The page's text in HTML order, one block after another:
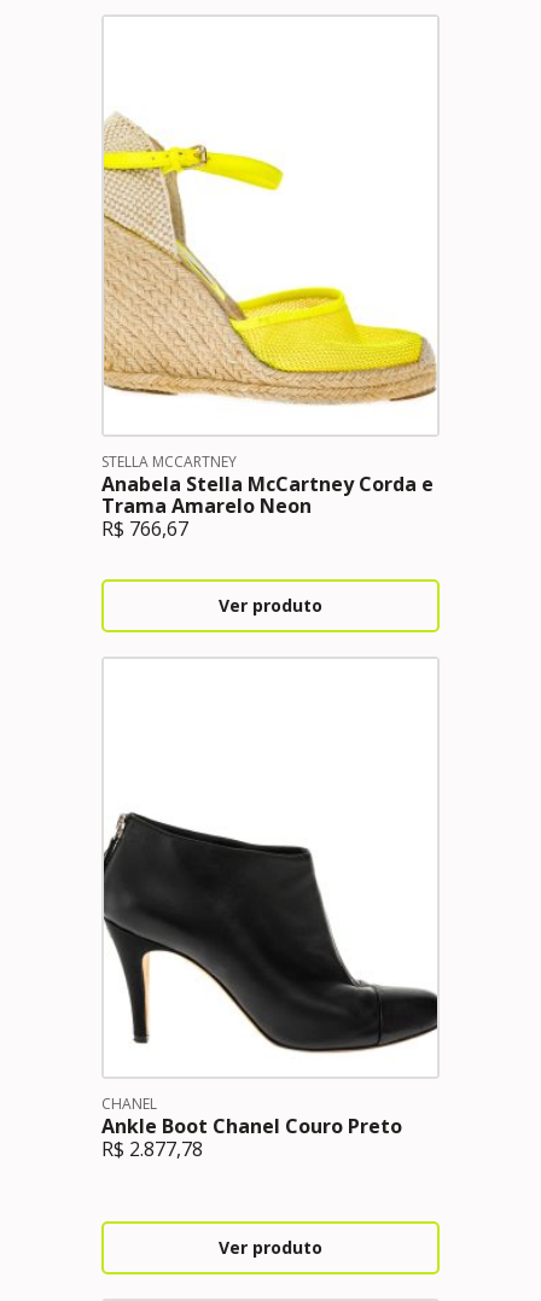
STELLA MCCARTNEY
Anabela Stella McCartney Corda e
Trama Amarelo Neon
R$ 766,67
Ver produto
CHANEL
Ankle Boot Chanel Couro Preto
R$ 2.877,78
Ver produto